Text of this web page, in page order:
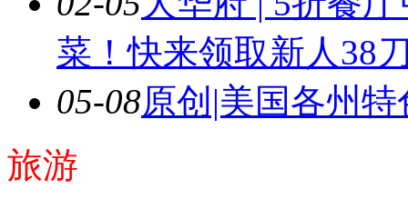
菜！快来领取新人38
05-08原创|美国各州
旅游